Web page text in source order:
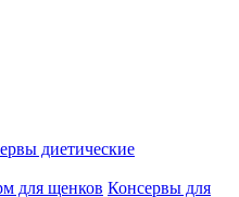
диетические
для щенков Консервы для